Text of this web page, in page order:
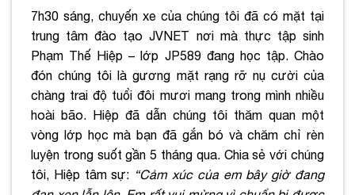
7h30 sáng, chuyến xe của chúng tôi đã có mặt tại
trung tâm đào tạo JVNET nơi mà thực tập sinh
Phạm Thế Hiệp – lớp JP589 đang học tập. Chào
đón chúng tôi là gương mặt rạng rỡ nụ cười của
chàng trai độ tuổi đôi mươi mang trong mình nhiều
hoài bão. Hiệp đã dẫn chúng tôi thăm quan một
vòng lớp học mà bạn đã gắn bó và chăm chỉ rèn
luyện trong suốt gần 5 tháng qua. Chia sẻ với chúng
tôi, Hiệp tâm sự: “Cảm xúc của em bây giờ đang